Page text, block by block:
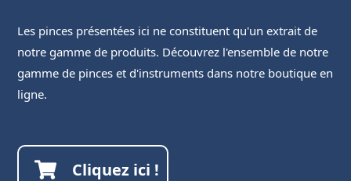
Les pinces présentées ici ne constituent qu'un extrait de
notre gamme de produits. Découvrez l'ensemble de notre
gamme de pinces et d'instruments dans notre boutique en
ligne.
Cliquez ici !